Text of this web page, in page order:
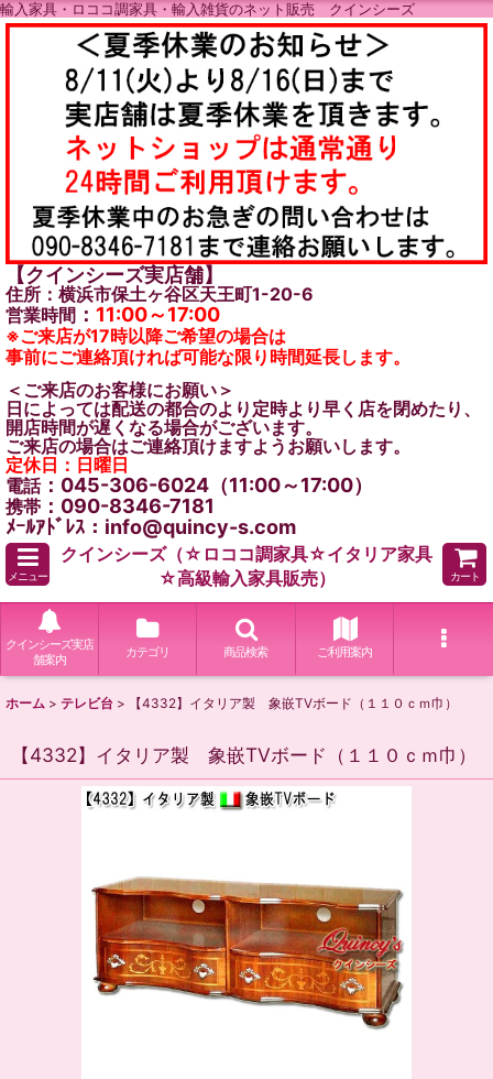
輸入家具・ロココ調家具・輸入雑貨のネット販売 クインシーズ
【クインシーズ実店舗】
住所：横浜市保土ヶ谷区天王町1-20-6
営業時間 ： 11:00～17:00
※ご来店が17時以降ご希望の場合は
事前にご連絡頂ければ可能な限り時間延長します。
＜ご来店のお客様にお願い＞
日によっては配送の都合のより定時より早く店を閉めたり、
開店時間が遅くなる場合がございます。
ご来店の場合はご連絡頂けますようお願いします。
定休日：日曜日
電話：045-306-6024（11:00～17:00）
携帯 ：090-8346-7181
ﾒｰﾙｱﾄﾞﾚｽ：info@quincy-s.com
メニュー
クインシーズ（☆ロココ調家具☆イタリア家具
☆高級輸入家具販売）
カート
クインシーズ実店
舗案内
カテゴリ 商品検索 ご利用案内
ホーム > テレビ台 > 【4332】イタリア製 象嵌TVボード（１１０ｃｍ巾）
【4332】イタリア製 象嵌TVボード（１１０ｃｍ巾）